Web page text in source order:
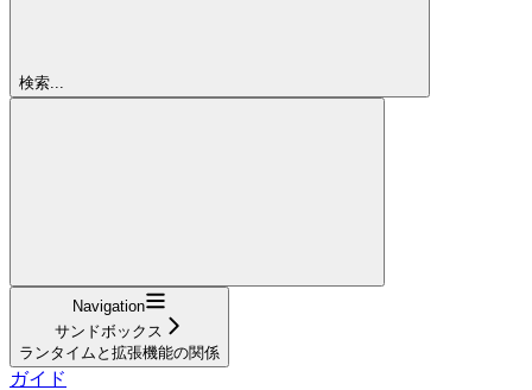
検索...
Navigation
サンドボックス
ランタイムと拡張機能の関係
ガイド